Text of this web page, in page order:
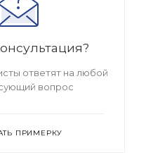
ответят на любой
вопрос
ПРИМЕРКУ